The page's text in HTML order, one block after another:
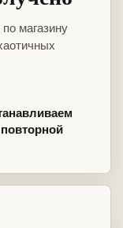
магазину